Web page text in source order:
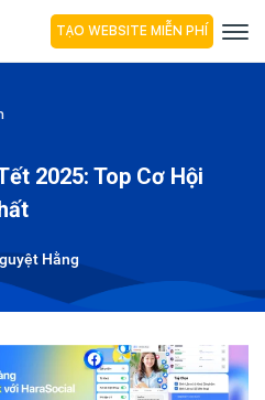
TẠO WEBSITE MIỄN PHÍ
2025: Top Cơ Hội
Hằng